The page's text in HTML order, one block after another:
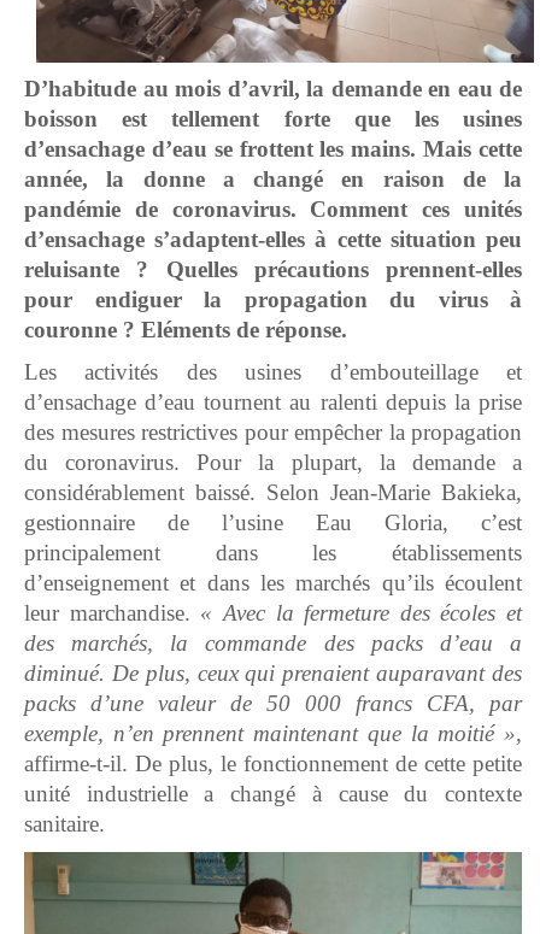
D’habitude au mois d’avril, la demande en eau de
boisson est tellement forte que les usines
d’ensachage d’eau se frottent les mains. Mais cette
année, la donne a changé en raison de la
pandémie de coronavirus. Comment ces unités
d’ensachage s’adaptent-elles à cette situation peu
reluisante ? Quelles précautions prennent-elles
pour endiguer la propagation du virus à
couronne ? Eléments de réponse.
Les activités des usines d’embouteillage et
d’ensachage d’eau tournent au ralenti depuis la prise
des mesures restrictives pour empêcher la propagation
du coronavirus. Pour la plupart, la demande a
considérablement baissé. Selon Jean-Marie Bakieka,
gestionnaire de l’usine Eau Gloria, c’est
principalement dans les établissements
d’enseignement et dans les marchés qu’ils écoulent
leur marchandise. « Avec la fermeture des écoles et
des marchés, la commande des packs d’eau a
diminué. De plus, ceux qui prenaient auparavant des
packs d’une valeur de 50 000 francs CFA, par
exemple, n’en prennent maintenant que la moitié »,
affirme-t-il. De plus, le fonctionnement de cette petite
unité industrielle a changé à cause du contexte
sanitaire.